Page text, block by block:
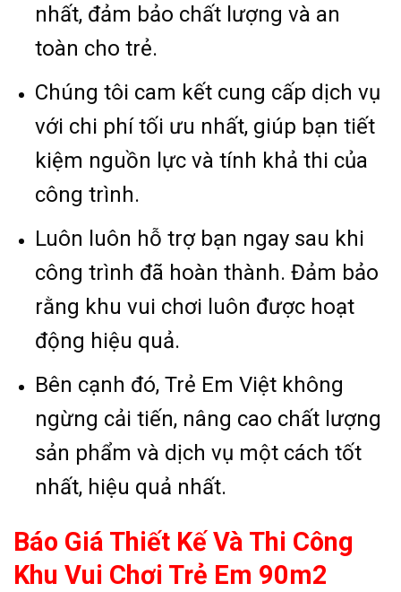
nhất, đảm bảo chất lượng và an
toàn cho trẻ.
Chúng tôi cam kết cung cấp dịch vụ
với chi phí tối ưu nhất, giúp bạn tiết
kiệm nguồn lực và tính khả thi của
công trình.
Luôn luôn hỗ trợ bạn ngay sau khi
công trình đã hoàn thành. Đảm bảo
rằng khu vui chơi luôn được hoạt
động hiệu quả.
Bên cạnh đó, Trẻ Em Việt không
ngừng cải tiến, nâng cao chất lượng
sản phẩm và dịch vụ một cách tốt
nhất, hiệu quả nhất.
Báo Giá Thiết Kế Và Thi Công
Khu Vui Chơi Trẻ Em 90m2